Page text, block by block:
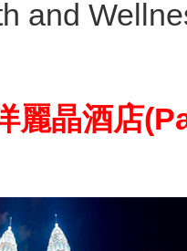
and
麗晶酒店